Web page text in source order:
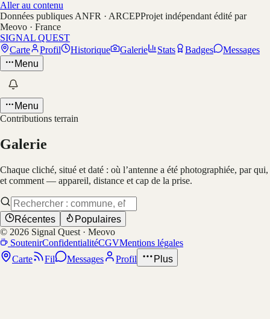
Aller au contenu
Données publiques ANFR · ARCEPProjet indépendant édité par
Meovo · France
SIGNAL QUEST
Carte
Profil Historique Galerie Stats Badges
Messages
Menu
Menu
Contributions terrain
Galerie
Chaque cliché, situé et daté : où l’antenne a été photographiée, par qui,
et comment — appareil, distance et cap de la prise.
Récentes
Populaires
© 2026 Signal Quest · Meovo
SoutenirConfidentialitéCGVMentions légales
Carte
Fil Messages Profil Plus